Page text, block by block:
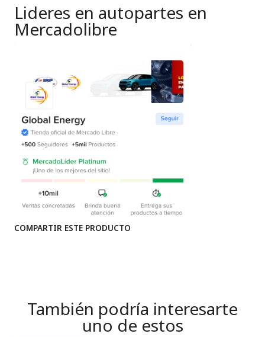
Lideres en autopartes en
Mercadolibre
COMPARTIR ESTE PRODUCTO
También podría interesarte
uno de estos